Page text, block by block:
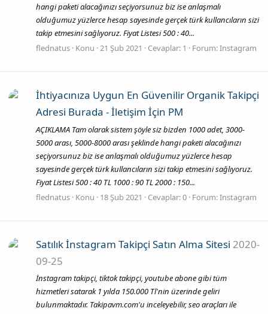
hangi paketi alacağınızı seçiyorsunuz biz ise anlaşmalı
olduğumuz yüzlerce hesap sayesinde gerçek türk kullancıların sizi
takip etmesini sağlıyoruz. Fiyat Listesi 500 : 40...
flednatus Konu 21 Şub 2021 Cevaplar: 1 Forum:Instagram
İhtiyacınıza Uygun En Güvenilir Organik Takipçi
Adresi Burada - İletişim İçin PM
AÇIKLAMA Tam olarak sistem şöyle siz bizden 1000 adet, 3000-
5000 arası, 5000-8000 arası şeklinde hangi paketi alacağınızı
seçiyorsunuz biz ise anlaşmalı olduğumuz yüzlerce hesap
sayesinde gerçek türk kullancıların sizi takip etmesini sağlıyoruz.
Fiyat Listesi 500 : 40 TL 1000 : 90 TL 2000 : 150...
flednatus Konu 18 Şub 2021 Cevaplar: 0 Forum:Instagram
Satılık İnstagram Takipçi Satın Alma Sitesi 2020-
09-25
İnstagram takipçi, tiktok takipçi, youtube abone gibi tüm
hizmetleri satarak 1 yılda 150.000 Tl'nin üzerinde geliri
bulunmaktadır. Takipavm.com'u inceleyebilir, seo araçları ile